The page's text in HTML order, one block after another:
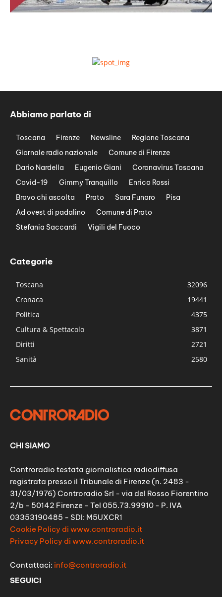
Abbiamo parlato di
Toscana Firenze Newsline
Regione Toscana
Giornale radio nazionale
Comune di Firenze
Dario Nardella
Eugenio Giani
Coronavirus Toscana
Covid-19
Gimmy Tranquillo
Enrico Rossi
Bravo chi ascolta
Prato Sara Funaro
Pisa
Ad ovest di padalino
Comune di Prato
Stefania Saccardi
Vigili del Fuoco
Categorie
Toscana
32096
Cronaca
19441
Politica
4375
Cultura & Spettacolo
3871
Diritti
2721
Sanità
2580
CHI SIAMO
Controradio testata giornalistica radiodiffusa
registrata presso il Tribunale di Firenze (n. 2483 -
31/03/1976) Controradio Srl - via del Rosso Fiorentino
2/b - 50142 Firenze - Tel 055.73.99910 - P. IVA
03353190485 - SDI: M5UXCR1
Cookie Policy di www.controradio.it
Privacy Policy di www.controradio.it
Contattaci: info@controradio.it
SEGUICI